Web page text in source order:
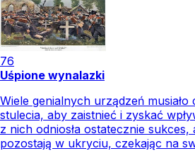
76
Uśpione wynalazki
Wiele genialnych urządzeń
stulecia, aby zaistnieć i zyskać
z nich odniosła ostatecznie sukces,
pozostają w ukryciu, czekając na